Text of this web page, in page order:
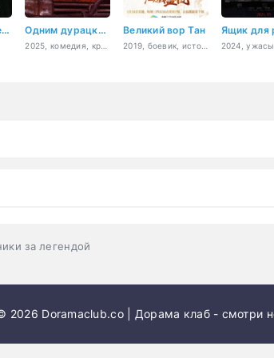
Планета парней 2 Одним дурацким летом Великий вор Тан Ящик для
2024, ужасы
за легендой
2026 Doramaclub.co | Дорама клаб - смотри